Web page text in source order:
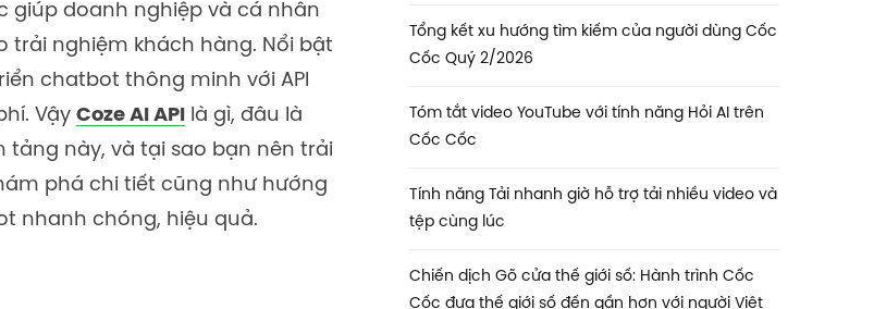
giúp doanh nghiệp và cá nhân
trải nghiệm khách hàng. Nổi bật
chatbot thông minh với API
Vậy Coze AI API là gì, đâu là
này, và tại sao bạn nên trải
phá chi tiết cũng như hướng
nhanh chóng, hiệu quả.
Tổng kết xu hướng tìm kiếm của người dùng Cốc
Cốc Quý 2/2026
Tóm tắt video YouTube với tính năng Hỏi AI trên
Cốc Cốc
Tính năng Tải nhanh giờ hỗ trợ tải nhiều video và
tệp cùng lúc
Chiến dịch Gõ cửa thế giới số: Hành trình Cốc
Cốc đưa thế giới số đến gần hơn với người Việt